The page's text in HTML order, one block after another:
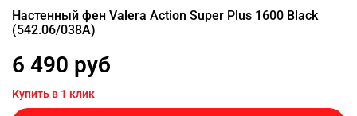
Настенный фен Valera Action Super Plus 1600 Black
(542.06/038A)
6 490 руб
Купить в 1 клик